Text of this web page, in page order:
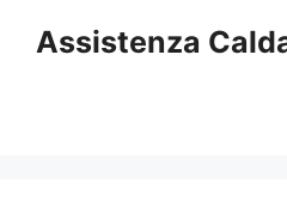
Assistenza